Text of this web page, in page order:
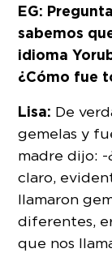
EG:
sabemos
idioma
¿Cómo fue
Lisa: De
gemelas y
madre dijo:
claro,
llamaron
diferentes,
que nos